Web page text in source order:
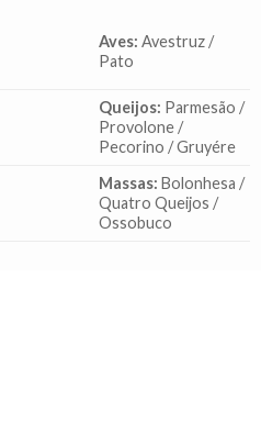
Aves: Avestruz /
Pato
Queijos: Parmesão /
Provolone /
Pecorino / Gruyére
Massas: Bolonhesa /
Quatro Queijos /
Ossobuco